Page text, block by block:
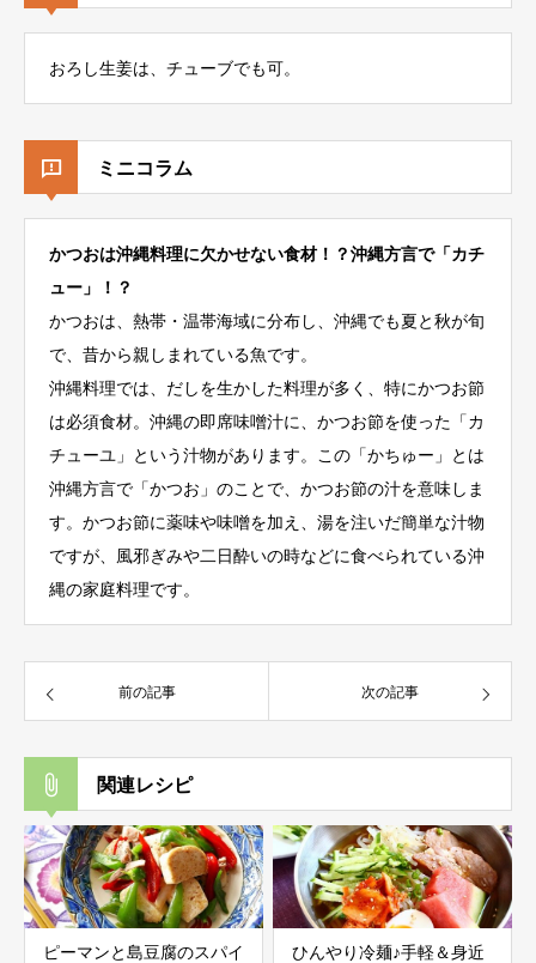
おろし生姜は、チューブでも可。
ミニコラム
かつおは沖縄料理に欠かせない食材！？沖縄方言で「カチ
ュー」！？
かつおは、熱帯・温帯海域に分布し、沖縄でも夏と秋が旬
で、昔から親しまれている魚です。
沖縄料理では、だしを生かした料理が多く、特にかつお節
は必須食材。沖縄の即席味噌汁に、かつお節を使った「カ
チューユ」という汁物があります。この「かちゅー」とは
沖縄方言で「かつお」のことで、かつお節の汁を意味しま
す。かつお節に薬味や味噌を加え、湯を注いだ簡単な汁物
ですが、風邪ぎみや二日酔いの時などに食べられている沖
縄の家庭料理です。
前の記事 次の記事
関連レシピ
ピーマンと島豆腐のスパイ
ひんやり冷麺♪手軽＆身近